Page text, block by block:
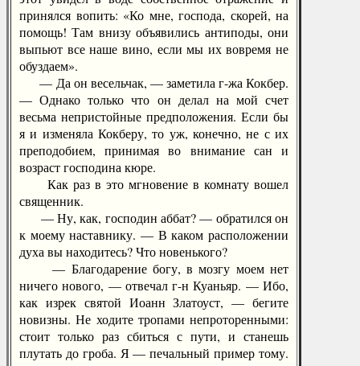
принялся вопить: «Ко мне, господа, скорей, на
помощь! Там внизу объявились антиподы, они
выпьют все наше вино, если мы их вовремя не
обуздаем».
— Да он весельчак, — заметила г-жа Кокбер.
— Однако только что он делал на мой счет
весьма непристойные предположения. Если бы
я и изменяла Кокберу, то уж, конечно, не с их
преподобием, принимая во внимание сан и
возраст господина кюре.
Как раз в это мгновение в комнату вошел
священник.
— Ну, как, господин аббат? — обратился он
к моему наставнику. — В каком расположении
духа вы находитесь? Что новенького?
— Благодарение богу, в мозгу моем нет
ничего нового, — отвечал г-н Куаньяр. — Ибо,
как изрек святой Иоанн Златоуст, — бегите
новизны. Не ходите тропами непроторенными:
стоит только раз сбиться с пути, и станешь
плутать до гроба. Я — печальный пример тому.